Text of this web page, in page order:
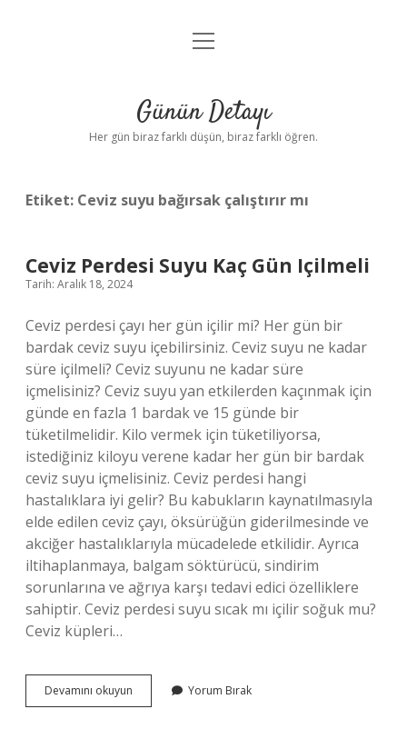
Anasayfa
Yasal Uyarı
menüyü
Günün Detayı
Her gün biraz farklı düşün, biraz farklı öğren.
Etiket: Ceviz suyu bağırsak çalıştırır mı
Ceviz Perdesi Suyu Kaç Gün Içilmeli
Tarih: Aralık 18, 2024
Ceviz perdesi çayı her gün içilir mi? Her gün bir
bardak ceviz suyu içebilirsiniz. Ceviz suyu ne kadar
süre içilmeli? Ceviz suyunu ne kadar süre
içmelisiniz? Ceviz suyu yan etkilerden kaçınmak için
günde en fazla 1 bardak ve 15 günde bir
tüketilmelidir. Kilo vermek için tüketiliyorsa,
istediğiniz kiloyu verene kadar her gün bir bardak
ceviz suyu içmelisiniz. Ceviz perdesi hangi
hastalıklara iyi gelir? Bu kabukların kaynatılmasıyla
elde edilen ceviz çayı, öksürüğün giderilmesinde ve
akciğer hastalıklarıyla mücadelede etkilidir. Ayrıca
iltihaplanmaya, balgam söktürücü, sindirim
sorunlarına ve ağrıya karşı tedavi edici özelliklere
sahiptir. Ceviz perdesi suyu sıcak mı içilir soğuk mu?
Ceviz küpleri…
Devamını okuyun
Perdesi
Yorum Bırak